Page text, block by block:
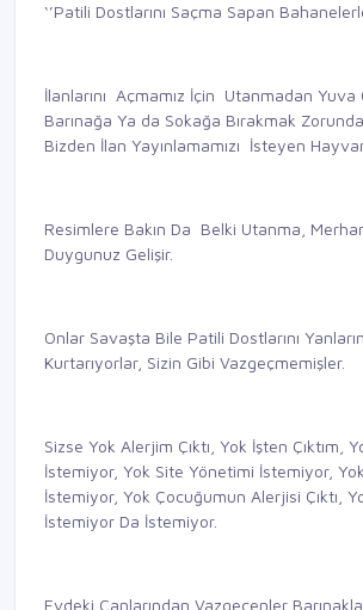
‘’Patili Dostlarını Saçma Sapan
İlanlarını Açmamız İçin Utanmadan Yuva
Barınağa Ya da Sokağa Bırakmak
Bizden İlan Yayınlamamızı İsteyen
Resimlere Bakın Da Belki Utanma,
Duygunuz Gelişir.
Onlar Savaşta Bile Patili Dostlarını
Kurtarıyorlar, Sizin Gibi Vazgeçmemişler.
Sizse Yok Alerjim Çıktı, Yok İşten Çıktım,
İstemiyor, Yok Site Yönetimi İstemiyor,
İstemiyor, Yok Çocuğumun Alerjisi Çıktı,
İstemiyor Da İstemiyor.
Evdeki Canlarından Vazgeçenler